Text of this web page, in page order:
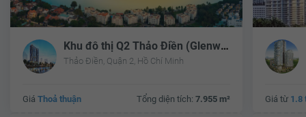
Khu đô thị Q2 Thảo Điền (Glenwood Maison)
Thảo Điền, Quận 2, Hồ Chí Minh
Giá Thoả thuận Tổng diện tích: 7.955 m² Giá từ 1.8